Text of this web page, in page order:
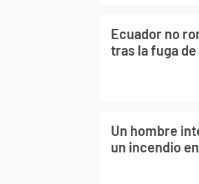
Ecuador no
tras la fuga
Un hombre
un incendio